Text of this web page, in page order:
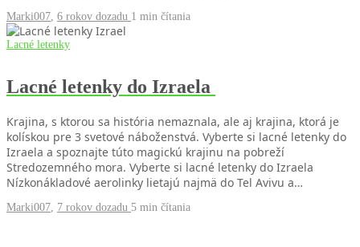
Marki007 6 rokov dozadu 1 min čítania
Lacné letenky
Lacné letenky do Izraela
Krajina, s ktorou sa história nemaznala, ale aj krajina, ktorá je
kolískou pre 3 svetové náboženstvá. Vyberte si lacné letenky do
Izraela a spoznajte túto magickú krajinu na pobreží
Stredozemného mora. Vyberte si lacné letenky do Izraela
Nízkonákladové aerolinky lietajú najmä do Tel Avivu a…
Marki007, 7 rokov dozadu 5 min čítania